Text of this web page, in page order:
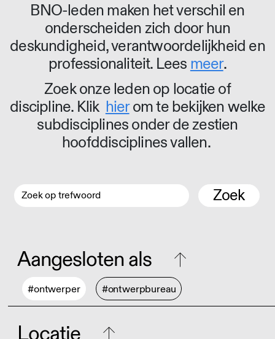
BNO-leden maken het verschil en
onderscheiden zich door hun
deskundigheid, verantwoordelijkheid en
professionaliteit. Lees meer.
Zoek onze leden op locatie of
discipline. Klik hierom te bekijken welke
subdisciplines onder de zestien
hoofddisciplines vallen.
Zoek
Aangesloten als
#ontwerper #ontwerpbureau
Locatie